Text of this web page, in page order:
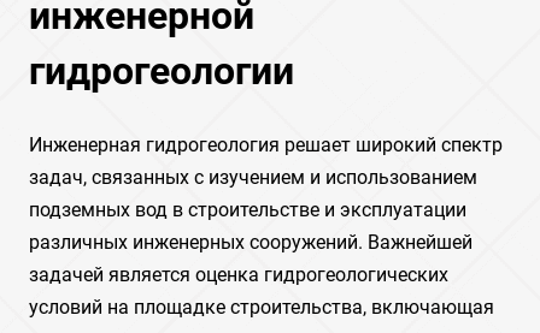
инженерной
гидрогеологии
Инженерная гидрогеология решает широкий спектр
задач, связанных с изучением и использованием
подземных вод в строительстве и эксплуатации
различных инженерных сооружений. Важнейшей
задачей является оценка гидрогеологических
условий на площадке строительства, включающая